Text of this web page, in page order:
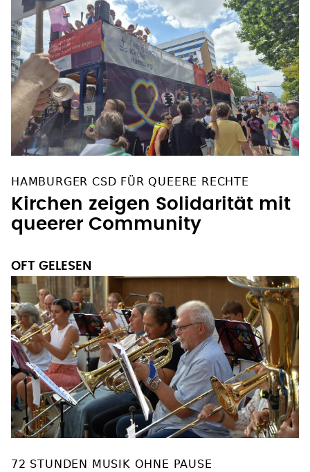
HAMBURGER CSD FÜR QUEERE RECHTE
Kirchen zeigen Solidarität mit
queerer Community
OFT GELESEN
72 STUNDEN MUSIK OHNE PAUSE